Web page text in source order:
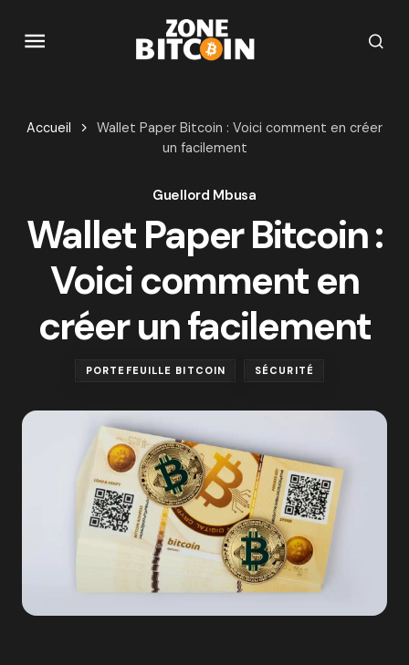
Accueil
Wallet Paper Bitcoin : Voici comment en créer
un facilement
Guellord Mbusa
Wallet Paper Bitcoin :
Voici comment en
créer un facilement
PORTEFEUILLE BITCOIN SÉCURITÉ